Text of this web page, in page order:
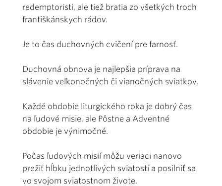
redemptoristi, ale tiež bratia zo všetkých troch
františkánskych rádov.
Je to čas duchovných cvičení pre farnosť.
Duchovná obnova je najlepšia príprava na
slávenie veľkonočných či vianočných sviatkov.
Každé obdobie liturgického roka je dobrý čas
na ľudové misie, ale Pôstne a Adventné
obdobie je výnimočné.
Počas ľudových misií môžu veriaci nanovo
prežiť hĺbku jednotlivých sviatostí a posilniť sa
vo svojom sviatostnom živote.